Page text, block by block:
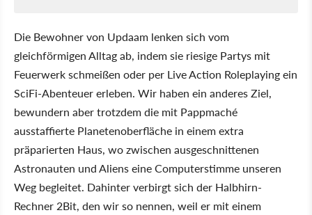
Die Bewohner von Updaam lenken sich vom
gleichförmigen Alltag ab, indem sie riesige Partys mit
Feuerwerk schmeißen oder per Live Action Roleplaying ein
SciFi-Abenteuer erleben. Wir haben ein anderes Ziel,
bewundern aber trotzdem die mit Pappmaché
ausstaffierte Planetenoberfläche in einem extra
präparierten Haus, wo zwischen ausgeschnittenen
Astronauten und Aliens eine Computerstimme unseren
Weg begleitet. Dahinter verbirgt sich der Halbhirn-
Rechner 2Bit, den wir so nennen, weil er mit einem